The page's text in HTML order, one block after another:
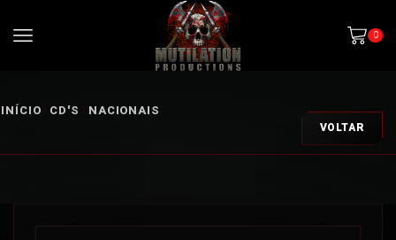
0
INÍCIO CD'S NACIONAIS
VOLTAR